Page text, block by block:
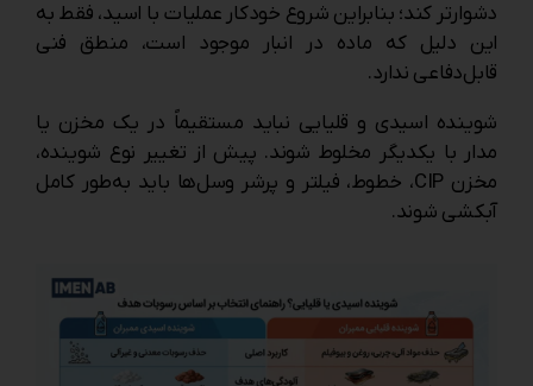
دشوارتر کند؛ بنابراین شروع خودکار عملیات با اسید، فقط به
این دلیل که ماده در انبار موجود است، منطق فنی
قابل‌دفاعی ندارد.
شوینده اسیدی و قلیایی نباید مستقیماً در یک مخزن یا
مدار با یکدیگر مخلوط شوند. پیش از تغییر نوع شوینده،
مخزن CIP، خطوط، فیلتر و پرشر وسل‌ها باید به‌طور کامل
آبکشی شوند.